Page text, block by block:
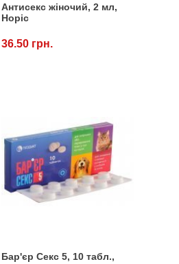
Антисекс жіночий, 2 мл,
Норіс
36.50 грн.
Бар'єр Секс 5, 10 табл.,